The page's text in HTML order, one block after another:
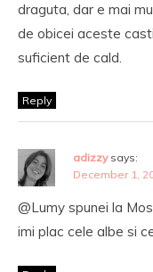
draguta, dar e mai
de obicei aceste
suficient de cald.
Reply
adizzy says:
December 1,
@Lumy spunei la
imi plac cele albe si